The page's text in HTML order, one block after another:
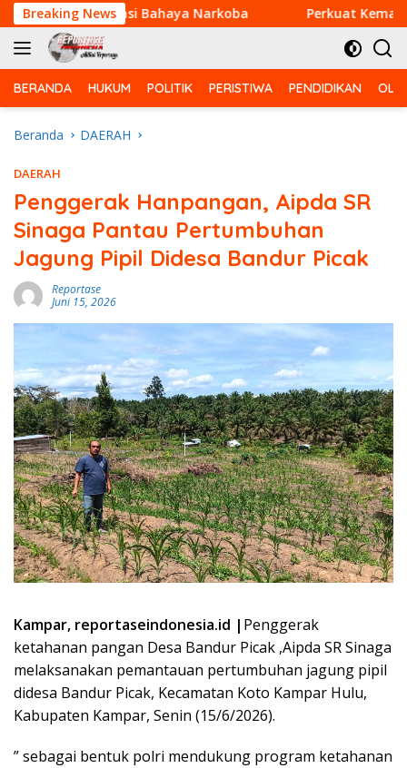
Langsung
ke
konten
Breaking News
Sosialisasi Bahaya Narkoba Perkuat Kemanunggalan
BERANDA HUKUM POLITIK PERISTIWA PENDIDIKAN
Beranda DAERAH
DAERAH
Penggerak Hanpangan, Aipda SR
Sinaga Pantau Pertumbuhan
Jagung Pipil Didesa Bandur Picak
Reportase
Juni 15, 2026
Kampar, reportaseindonesia.id | Penggerak
ketahanan pangan Desa Bandur Picak ,Aipda SR Sinaga
melaksanakan pemantauan pertumbuhan jagung pipil
didesa Bandur Picak, Kecamatan Koto Kampar Hulu,
Kabupaten Kampar, Senin (15/6/2026).
” sebagai bentuk polri mendukung program ketahanan